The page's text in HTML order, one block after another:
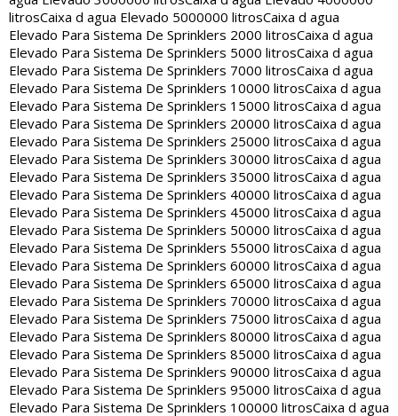
litrosCaixa d agua Elevado 5000000 litrosCaixa d agua
Elevado Para Sistema De Sprinklers 2000 litrosCaixa d agua
Elevado Para Sistema De Sprinklers 5000 litrosCaixa d agua
Elevado Para Sistema De Sprinklers 7000 litrosCaixa d agua
Elevado Para Sistema De Sprinklers 10000 litrosCaixa d agua
Elevado Para Sistema De Sprinklers 15000 litrosCaixa d agua
Elevado Para Sistema De Sprinklers 20000 litrosCaixa d agua
Elevado Para Sistema De Sprinklers 25000 litrosCaixa d agua
Elevado Para Sistema De Sprinklers 30000 litrosCaixa d agua
Elevado Para Sistema De Sprinklers 35000 litrosCaixa d agua
Elevado Para Sistema De Sprinklers 40000 litrosCaixa d agua
Elevado Para Sistema De Sprinklers 45000 litrosCaixa d agua
Elevado Para Sistema De Sprinklers 50000 litrosCaixa d agua
Elevado Para Sistema De Sprinklers 55000 litrosCaixa d agua
Elevado Para Sistema De Sprinklers 60000 litrosCaixa d agua
Elevado Para Sistema De Sprinklers 65000 litrosCaixa d agua
Elevado Para Sistema De Sprinklers 70000 litrosCaixa d agua
Elevado Para Sistema De Sprinklers 75000 litrosCaixa d agua
Elevado Para Sistema De Sprinklers 80000 litrosCaixa d agua
Elevado Para Sistema De Sprinklers 85000 litrosCaixa d agua
Elevado Para Sistema De Sprinklers 90000 litrosCaixa d agua
Elevado Para Sistema De Sprinklers 95000 litrosCaixa d agua
Elevado Para Sistema De Sprinklers 100000 litrosCaixa d agua